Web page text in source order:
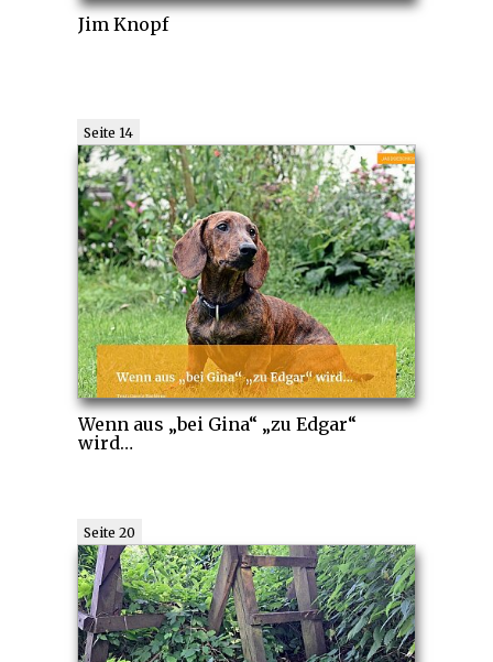
Jim Knopf
Seite 14
Wenn aus „bei Gina“ „zu Edgar“
wird…
Seite 20